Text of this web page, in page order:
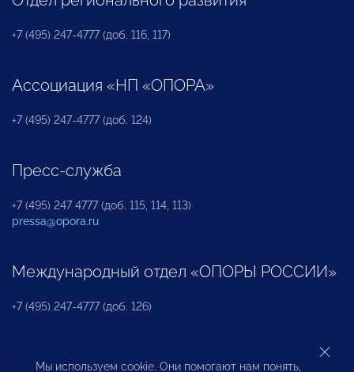
+7 (495) 247-4777 (доб. 116, 117)
Ассоциация «НП «ОПОРА»
+7 (495) 247-4777 (доб. 124)
Пресс-служба
+7 (495) 247 4777 (доб. 115, 114, 113)
pressa@opora.ru
Международный отдел «ОПОРЫ РОССИИ»
+7 (495) 247-4777 (доб. 126)
Бюро по защите прав предпринимателей и
Мы используем cookie. Они помогают нам понять,